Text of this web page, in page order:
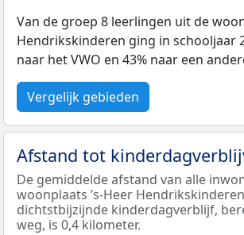
Van de groep 8 leerlingen uit de
Hendrikskinderen ging in schooljaar
naar het VWO en 43% naar een
Vergelijk gebieden
Afstand tot
De gemiddelde afstand van alle
woonplaats ’s-Heer
dichtstbijzijnde kinderdagverblijf,
weg, is 0,4 kilometer.